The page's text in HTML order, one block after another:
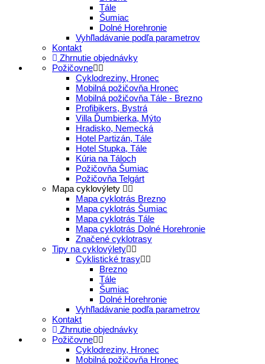
Tále
Šumiac
Dolné Horehronie
Vyhľladávanie podľa parametrov
Kontakt
Zhrnutie objednávky
Požičovne
Cyklodreziny, Hronec
Mobilná požičovňa Hronec
Mobilná požičovňa Tále - Brezno
Profibikers, Bystrá
Villa Ďumbierka, Mýto
Hradisko, Nemecká
Hotel Partizán, Tále
Hotel Stupka, Tále
Kúria na Táloch
Požičovňa Šumiac
Požičovňa Telgárt
Mapa cyklovýlety
Mapa cyklotrás Brezno
Mapa cyklotrás Šumiac
Mapa cyklotrás Tále
Mapa cyklotrás Dolné Horehronie
Značené cyklotrasy
Tipy na cyklovýlety
Cyklistické trasy
Brezno
Tále
Šumiac
Dolné Horehronie
Vyhľladávanie podľa parametrov
Kontakt
Zhrnutie objednávky
Požičovne
Cyklodreziny, Hronec
Mobilná požičovňa Hronec